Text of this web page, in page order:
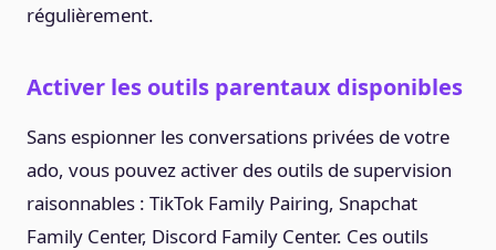
régulièrement.
Activer les outils parentaux disponibles
Sans espionner les conversations privées de votre
ado, vous pouvez activer des outils de supervision
raisonnables : TikTok Family Pairing, Snapchat
Family Center, Discord Family Center. Ces outils